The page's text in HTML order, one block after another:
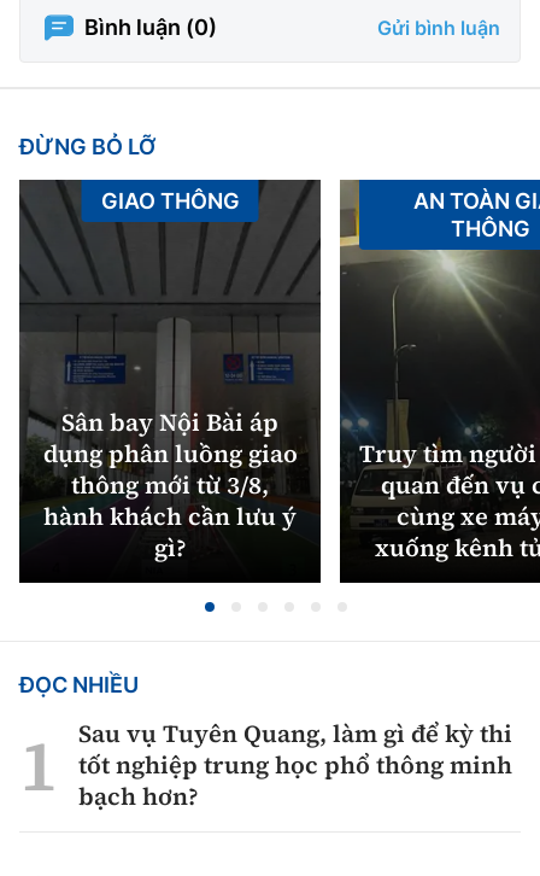
Bình luận (0) Gửi bình luận
ĐỪNG BỎ LỠ
Sân bay Nội Bài áp
dụng phân luồng giao
thông mới từ 3/8,
hành khách cần lưu ý
gì?
GIAO THÔNG
Truy tìm
quan đến vụ
cùng xe
xuống kênh
AN TOÀN
THÔNG
ĐỌC NHIỀU
Sau vụ Tuyên Quang, làm gì để kỳ thi
tốt nghiệp trung học phổ thông minh
bạch hơn?